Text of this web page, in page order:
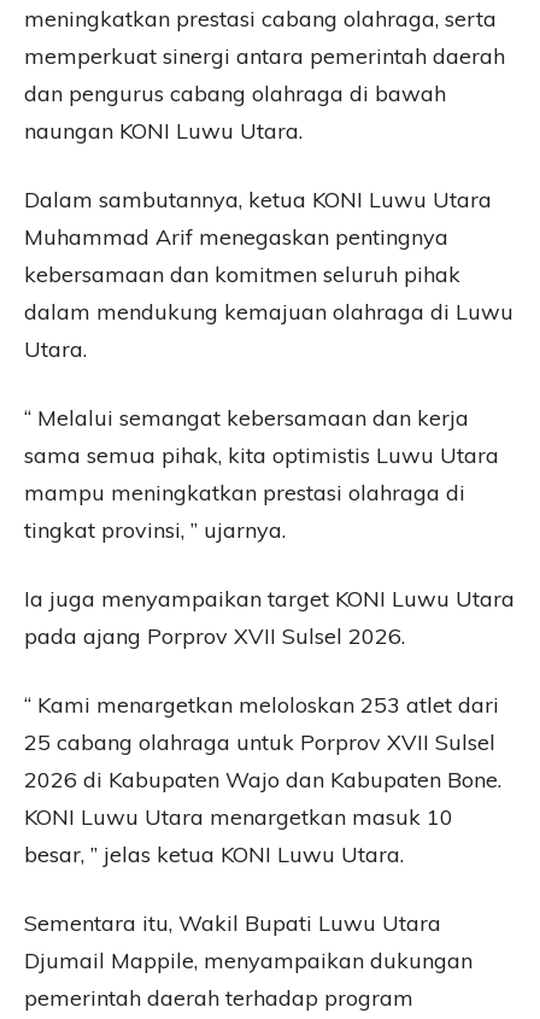
meningkatkan prestasi cabang olahraga, serta
memperkuat sinergi antara pemerintah daerah
dan pengurus cabang olahraga di bawah
naungan KONI Luwu Utara.
Dalam sambutannya, ketua KONI Luwu Utara
Muhammad Arif menegaskan pentingnya
kebersamaan dan komitmen seluruh pihak
dalam mendukung kemajuan olahraga di Luwu
Utara.
“ Melalui semangat kebersamaan dan kerja
sama semua pihak, kita optimistis Luwu Utara
mampu meningkatkan prestasi olahraga di
tingkat provinsi, ” ujarnya.
Ia juga menyampaikan target KONI Luwu Utara
pada ajang Porprov XVII Sulsel 2026.
“ Kami menargetkan meloloskan 253 atlet dari
25 cabang olahraga untuk Porprov XVII Sulsel
2026 di Kabupaten Wajo dan Kabupaten Bone.
KONI Luwu Utara menargetkan masuk 10
besar, ” jelas ketua KONI Luwu Utara.
Sementara itu, Wakil Bupati Luwu Utara
Djumail Mappile, menyampaikan dukungan
pemerintah daerah terhadap program